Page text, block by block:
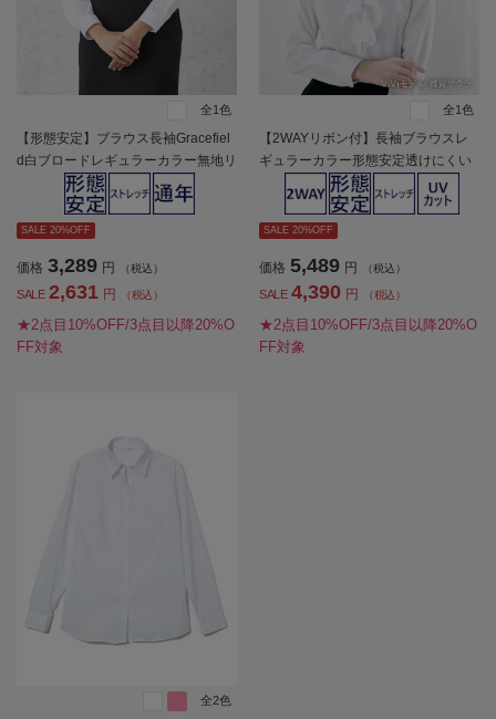
全1色
【形態安定】ブラウス長袖Gracefiel
d白ブロードレギュラーカラー無地リ
クルート通年【レディース】
SALE 20%OFF
価格 3,289 円 （税込）
SALE 2,631 円 （税込）
★2点目10%OFF/3点目以降20%O
FF対象
全1色
【2WAYリボン付】長袖ブラウスレ
ギュラーカラー形態安定透けにくい
無地ViVi通年【レディース】
SALE 20%OFF
価格 5,489 円 （税込）
SALE 4,390 円 （税込）
★2点目10%OFF/3点目以降20%O
FF対象
全2色